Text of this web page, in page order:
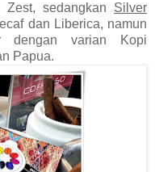
sedangkan Silver
dan Liberica, namun
varian Kopi
Papua.